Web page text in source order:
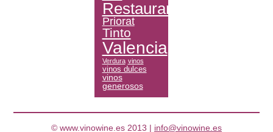
Restauranteros
Priorat
Tinto
Valencia
Verdura vinos
vinos dulces
vinos
generosos
© www.vinowine.es 2013 | info@vinowine.es